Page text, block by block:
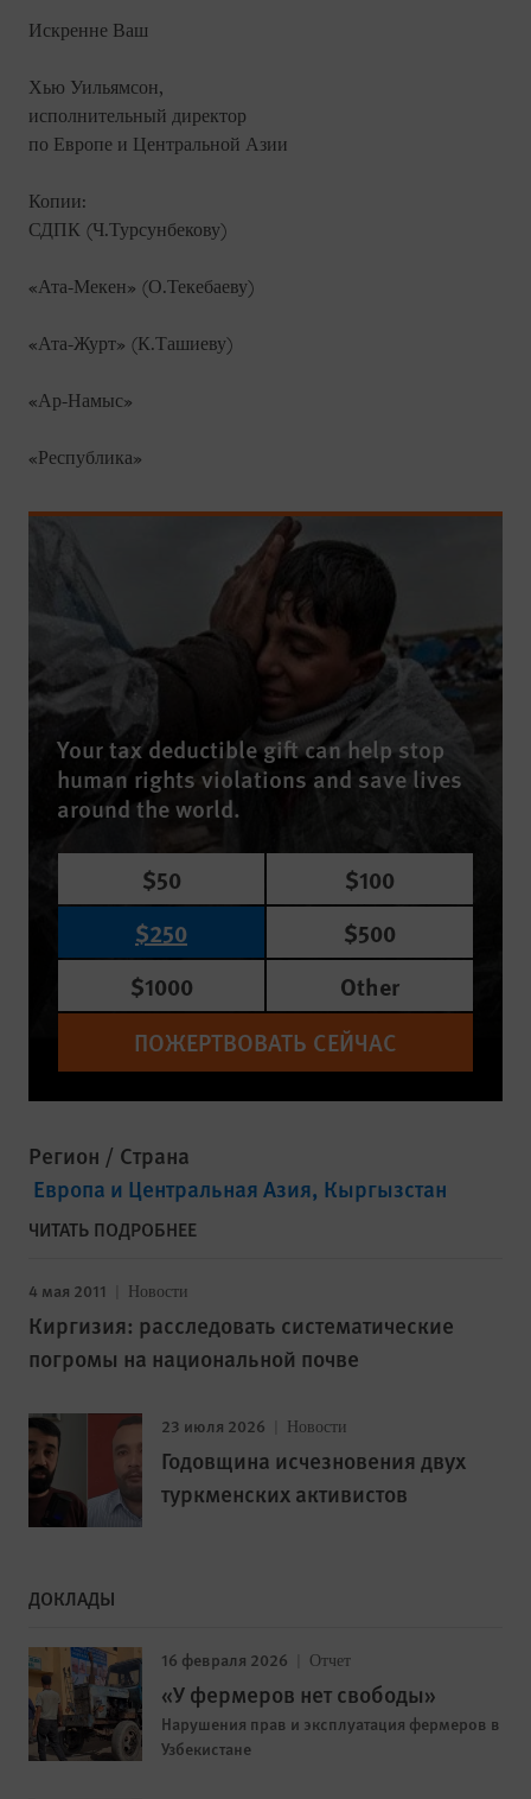
Искренне Ваш
Хью Уильямсон,
исполнительный директор
по Европе и Центральной Азии
Копии:
СДПК (Ч.Турсунбекову)
«Ата-Мекен» (О.Текебаеву)
«Ата-Журт» (К.Ташиеву)
«Ар-Намыс»
«Республика»
Your tax deductible gift can help stop
human rights violations and save lives
around the world.
$50
$100
$250
$500
$1000
Other
ПОЖЕРТВОВАТЬ СЕЙЧАС
Регион / Страна
Европа и Центральная Азия Кыргызстан
ЧИТАТЬ ПОДРОБНЕЕ
4 мая 2011 Новости
Киргизия: расследовать систематические
погромы на национальной почве
23 июля 2026 Новости
Годовщина исчезновения двух
туркменских активистов
ДОКЛАДЫ
16 февраля 2026 Отчет
«У фермеров нет свободы»
Нарушения прав и эксплуатация фермеров в
Узбекистане